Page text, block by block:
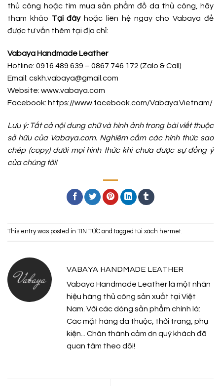
thủ công hoặc tìm mua sản phẩm đồ da thủ công, hãy
tham khảo Tại đâyhoặc liên hệ ngay cho Vabaya để
được tư vấn thêm tại địa chỉ:
Vabaya Handmade Leather
Hotline: 0916 489 639 – 0867 746 172 (Zalo & Call)
Email: cskh.vabaya@gmail.com
Website: www.vabaya.com
Facebook: https://www.facebook.com/Vabaya.Vietnam/
Lưu ý: Tất cả nội dung chữ và hình ảnh trong bài viết thuộc
sở hữu của Vabaya.com. Nghiêm cấm các hình thức sao
chép (copy) dưới mọi hình thức khi chưa được sự đồng ý
của chúng tôi!
This entry was posted in TIN TỨC and taggedtúi xách hermet.
VABAYA HANDMADE LEATHER
Vabaya Handmade Leather là một nhãn
hiệu hàng thủ công sản xuất tại Việt
Nam. Với các dòng sản phẩm chính là:
Các mặt hàng da thuộc, thời trang, phụ
kiện... Chân thành cảm ơn quý khách đã
quan tâm theo dõi!